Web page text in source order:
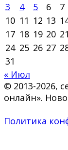
3
4 5 6 7
10 11 12 13
17 18 19 20 21
24 25 26 27
31
« Июл
© 2013-2026,
онлайн».
Политика